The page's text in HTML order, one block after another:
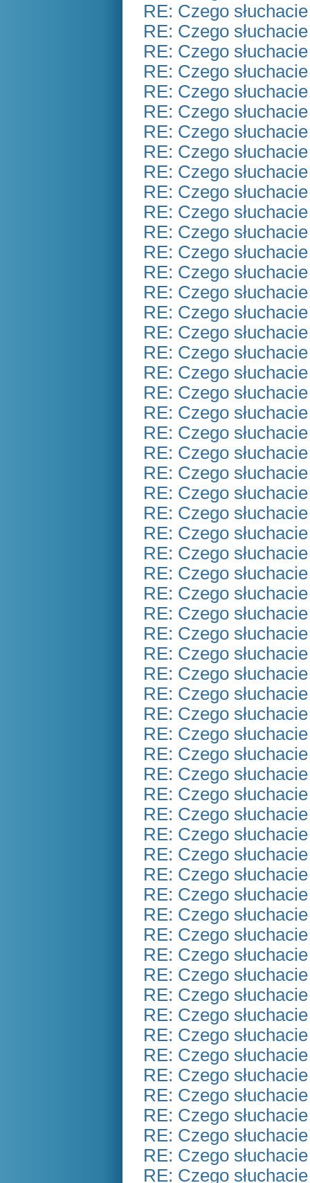
RE: Czego
RE: Czego
RE: Czego
RE: Czego
RE: Czego
RE: Czego
RE: Czego
RE: Czego
RE: Czego
RE: Czego
RE: Czego
RE: Czego
RE: Czego
RE: Czego
RE: Czego
RE: Czego
RE: Czego
RE: Czego
RE: Czego
RE: Czego
RE: Czego
RE: Czego
RE: Czego
RE: Czego
RE: Czego
RE: Czego
RE: Czego
RE: Czego
RE: Czego
RE: Czego
RE: Czego
RE: Czego
RE: Czego
RE: Czego
RE: Czego
RE: Czego
RE: Czego
RE: Czego
RE: Czego
RE: Czego
RE: Czego
RE: Czego
RE: Czego
RE: Czego
RE: Czego
RE: Czego
RE: Czego
RE: Czego
RE: Czego
RE: Czego
RE: Czego
RE: Czego
RE: Czego
RE: Czego
RE: Czego
RE: Czego
RE: Czego
RE: Czego
RE: Czego